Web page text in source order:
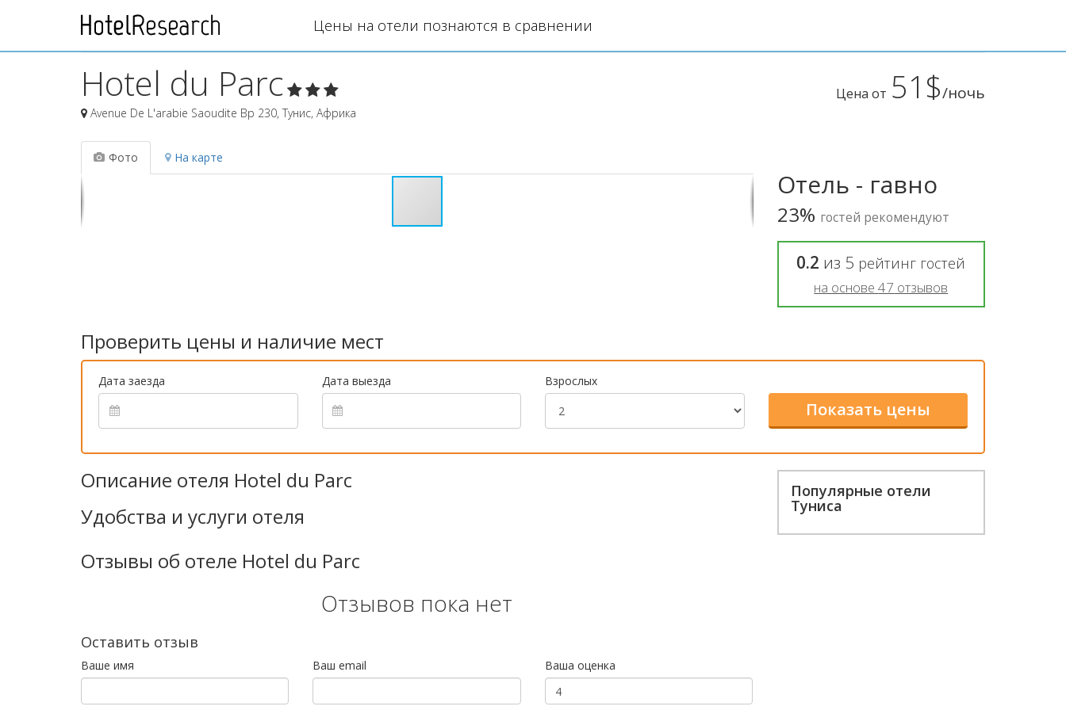
Цены на отели познаются в сравнении
Hotel du Parc
Avenue De L'arabie Saoudite Bp 230, Тунис, Африка
Цена от 51$/ночь
Фото На карте
Отель - гавно
23% гостей рекомендуют
0.2 из 5 рейтинг гостей
на основе47 отзывов
Проверить цены и наличие мест
Дата заезда Дата выезда Взрослых
Описание отеля Hotel du Parc
Удобства и услуги отеля
Отзывы об отеле Hotel du Parc
Отзывов пока нет
Оставить отзыв
Ваше имя Ваш email Ваша оценка
Популярные отели
Туниса